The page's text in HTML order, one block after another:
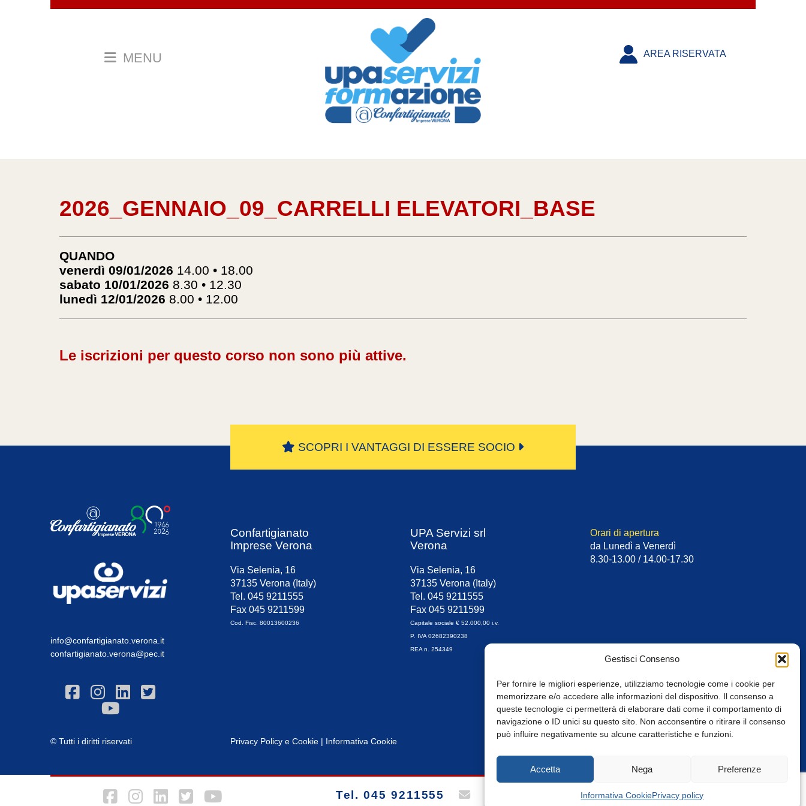
Gestisci Consenso
Per fornire le migliori esperienze, utilizziamo tecnologie come i cookie per
memorizzare e/o accedere alle informazioni del dispositivo. Il consenso a
queste tecnologie ci permetterà di elaborare dati come il comportamento di
navigazione o ID unici su questo sito. Non acconsentire o ritirare il consenso
può influire negativamente su alcune caratteristiche e funzioni.
Accetta Nega Preferenze
Informativa CookiePrivacy policy
MENU AREA RISERVATA
2026_GENNAIO_09_CARRELLI ELEVATORI_BASE
QUANDO
venerdì 09/01/2026 14.00 • 18.00
sabato 10/01/2026 8.30 • 12.30
lunedì 12/01/2026 8.00 • 12.00
Le iscrizioni per questo corso non sono più attive.
SCOPRI I VANTAGGI DI ESSERE SOCIO
info@confartigianato.verona.it
confartigianato.verona@pec.it
Confartigianato
Imprese Verona
Via Selenia, 16
37135 Verona (Italy)
Tel. 045 9211555
Fax 045 9211599
Cod. Fisc. 80013600236
UPA Servizi srl
Verona
Via Selenia, 16
37135 Verona (Italy)
Tel. 045 9211555
Fax 045 9211599
Capitale sociale € 52.000,00 i.v.
P. IVA 02682390238
REA n. 254349
Orari di apertura
da Lunedì a Venerdì
8.30-13.00 / 14.00-17.30
© Tutti i diritti riservati Privacy Policy e Cookie | Informativa Cookie
Tel. 045 9211555